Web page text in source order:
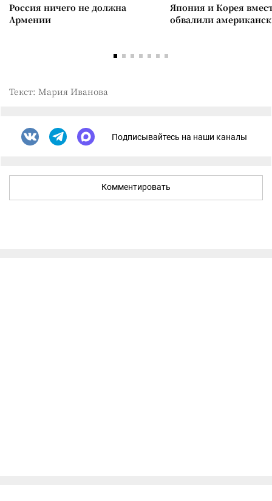
Россия ничего не должна
Армении
Япония и Корея
обвалили
Текст: Мария Иванова
Подписывайтесь на наши каналы
Комментировать